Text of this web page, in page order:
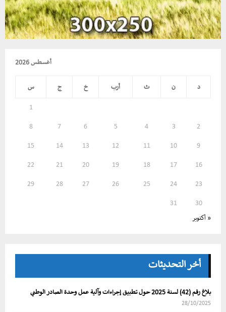
أغسطس 2026
د ن ث أرب خ ج س
1
2
3
4
5
6
7
8
9
10
11
12
13
14
15
16
17
18
19
20
21
22
23
24
25
26
27
28
29
30
31
« أكتوبر
أخر التحديثات
بلاغ رقم (42) لسنة 2025 حول تطبيق إجراءات وآلية عمل وحدة الصادر الوطني
28/10/2025